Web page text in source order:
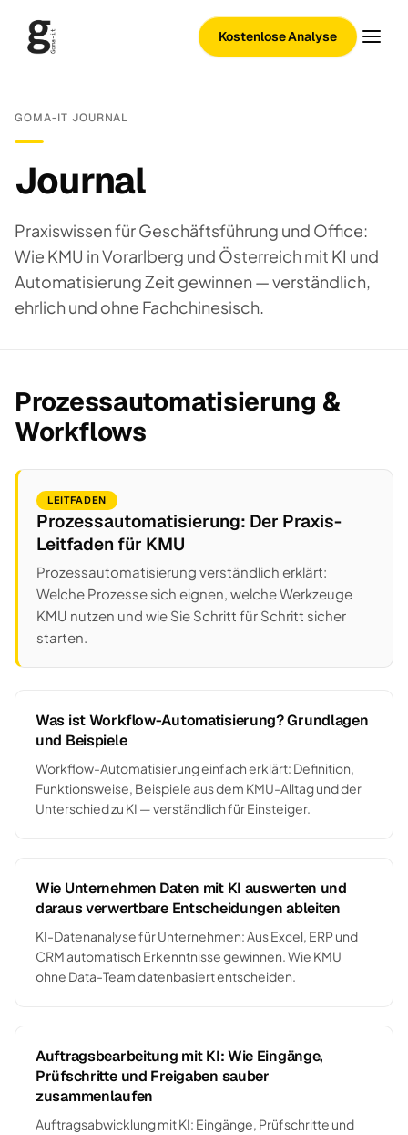
Kostenlose Analyse
GOMA-IT JOURNAL
Journal
Praxiswissen für Geschäftsführung und Office:
Wie KMU in Vorarlberg und Österreich mit KI und
Automatisierung Zeit gewinnen — verständlich,
ehrlich und ohne Fachchinesisch.
Prozessautomatisierung &
Workflows
LEITFADEN
Prozessautomatisierung: Der Praxis-
Leitfaden für KMU
Prozessautomatisierung verständlich erklärt:
Welche Prozesse sich eignen, welche Werkzeuge
KMU nutzen und wie Sie Schritt für Schritt sicher
starten.
Was ist Workflow-Automatisierung? Grundlagen
und Beispiele
Workflow-Automatisierung einfach erklärt: Definition,
Funktionsweise, Beispiele aus dem KMU-Alltag und der
Unterschied zu KI — verständlich für Einsteiger.
Wie Unternehmen Daten mit KI auswerten und
daraus verwertbare Entscheidungen ableiten
KI-Datenanalyse für Unternehmen: Aus Excel, ERP und
CRM automatisch Erkenntnisse gewinnen. Wie KMU
ohne Data-Team datenbasiert entscheiden.
Auftragsbearbeitung mit KI: Wie Eingänge,
Prüfschritte und Freigaben sauber
zusammenlaufen
Auftragsabwicklung mit KI: Eingänge, Prüfschritte und